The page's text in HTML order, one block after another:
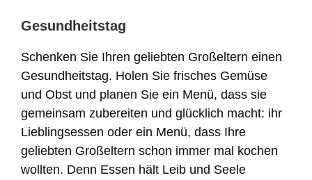
Gesundheitstag
Schenken Sie Ihren geliebten Großeltern einen
Gesundheitstag. Holen Sie frisches Gemüse
und Obst und planen Sie ein Menü, dass sie
gemeinsam zubereiten und glücklich macht: ihr
Lieblingsessen oder ein Menü, dass Ihre
geliebten Großeltern schon immer mal kochen
wollten. Denn Essen hält Leib und Seele